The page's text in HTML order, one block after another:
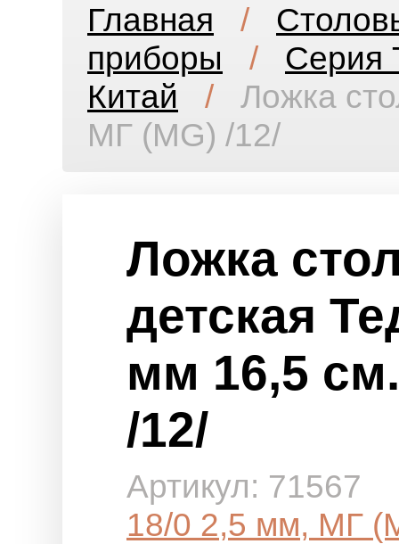
Главная /
приборы / Серия
Китай / Ложка
МГ (MG) /12/
Ложка
детская
мм 16,5
/12/
Артикул:
18/0 2,5 мм, МГ